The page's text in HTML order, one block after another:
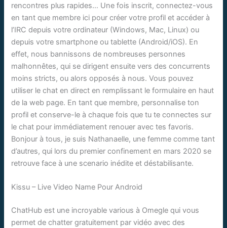
rencontres plus rapides… Une fois inscrit, connectez-vous
en tant que membre ici pour créer votre profil et accéder à
l’IRC depuis votre ordinateur (Windows, Mac, Linux) ou
depuis votre smartphone ou tablette (Android/iOS). En
effet, nous bannissons de nombreuses personnes
malhonnêtes, qui se dirigent ensuite vers des concurrents
moins stricts, ou alors opposés à nous. Vous pouvez
utiliser le chat en direct en remplissant le formulaire en haut
de la web page. En tant que membre, personnalise ton
profil et conserve-le à chaque fois que tu te connectes sur
le chat pour immédiatement renouer avec tes favoris.
Bonjour à tous, je suis Nathanaelle, une femme comme tant
d’autres, qui lors du premier confinement en mars 2020 se
retrouve face à une scenario inédite et déstabilisante.
Kissu – Live Video Name Pour Android
ChatHub est une incroyable various à Omegle qui vous
permet de chatter gratuitement par vidéo avec des